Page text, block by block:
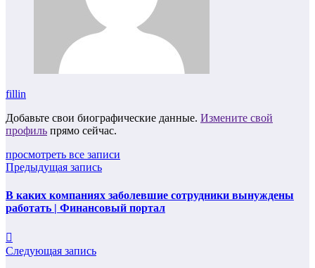
fillin
Добавьте свои биографические данные. Измените свой
профиль прямо сейчас.
просмотреть все записи
Предыдущая запись
В каких компаниях заболевшие сотрудники вынуждены
работать | Финансовый портал
Следующая запись